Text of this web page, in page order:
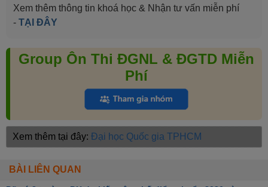
Xem thêm thông tin khoá học & Nhận tư vấn miễn phí
- TẠI ĐÂY
Group Ôn Thi ĐGNL & ĐGTD Miễn
Phí
Xem thêm tại đây: Đại học Quốc gia TPHCM
BÀI LIÊN QUAN